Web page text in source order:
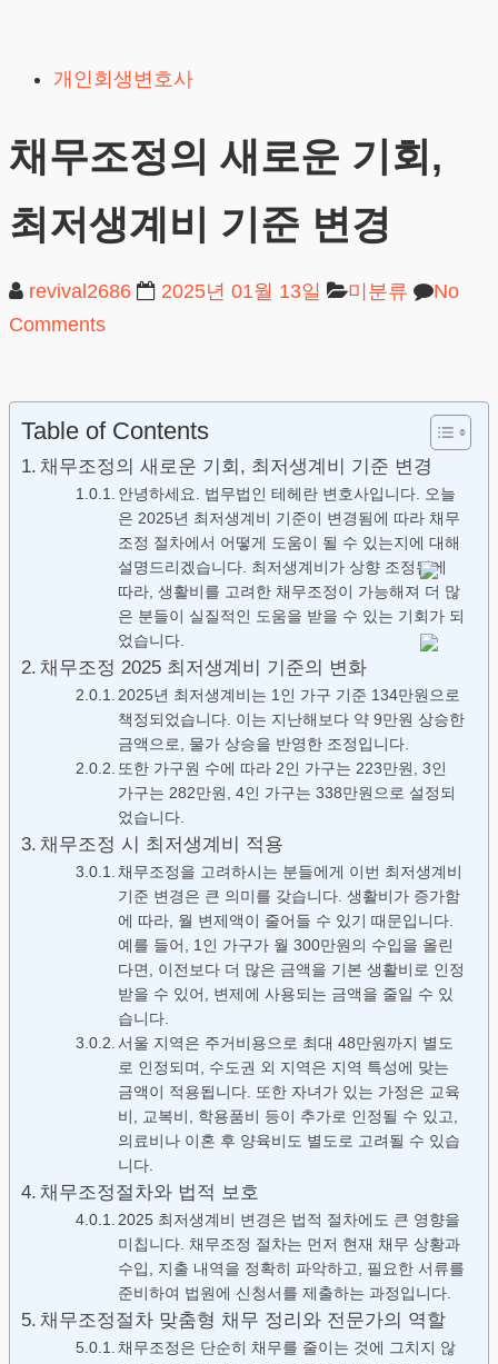
content
개인회생변호사
채무조정의 새로운 기회,
최저생계비 기준 변경
revival2686 2025년 01월 13일 미분류
No
Comments
Table of Contents
채무조정의 새로운 기회, 최저생계비 기준 변경
안녕하세요. 법무법인 테헤란 변호사입니다. 오늘
은 2025년 최저생계비 기준이 변경됨에 따라 채무
조정 절차에서 어떻게 도움이 될 수 있는지에 대해
설명드리겠습니다. 최저생계비가 상향 조정됨에
따라, 생활비를 고려한 채무조정이 가능해져 더 많
은 분들이 실질적인 도움을 받을 수 있는 기회가 되
었습니다.
채무조정 2025 최저생계비 기준의 변화
2025년 최저생계비는 1인 가구 기준 134만원으로
책정되었습니다. 이는 지난해보다 약 9만원 상승한
금액으로, 물가 상승을 반영한 조정입니다.
또한 가구원 수에 따라 2인 가구는 223만원, 3인
가구는 282만원, 4인 가구는 338만원으로 설정되
었습니다.
채무조정 시 최저생계비 적용
채무조정을 고려하시는 분들에게 이번 최저생계비
기준 변경은 큰 의미를 갖습니다. 생활비가 증가함
에 따라, 월 변제액이 줄어들 수 있기 때문입니다.
예를 들어, 1인 가구가 월 300만원의 수입을 올린
다면, 이전보다 더 많은 금액을 기본 생활비로 인정
받을 수 있어, 변제에 사용되는 금액을 줄일 수 있
습니다.
서울 지역은 주거비용으로 최대 48만원까지 별도
로 인정되며, 수도권 외 지역은 지역 특성에 맞는
금액이 적용됩니다. 또한 자녀가 있는 가정은 교육
비, 교복비, 학용품비 등이 추가로 인정될 수 있고,
의료비나 이혼 후 양육비도 별도로 고려될 수 있습
니다.
채무조정절차와 법적 보호
2025 최저생계비 변경은 법적 절차에도 큰 영향을
미칩니다. 채무조정 절차는 먼저 현재 채무 상황과
수입, 지출 내역을 정확히 파악하고, 필요한 서류를
준비하여 법원에 신청서를 제출하는 과정입니다.
채무조정절차 맞춤형 채무 정리와 전문가의 역할
채무조정은 단순히 채무를 줄이는 것에 그치지 않